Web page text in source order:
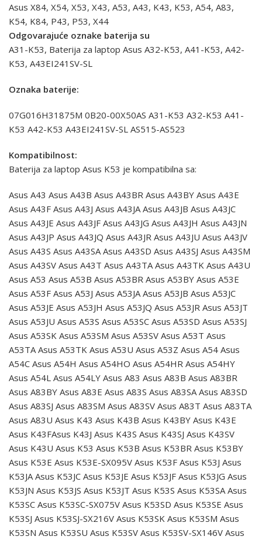
Asus X84, X54, X53, X43, A53, A43, K43, K53, A54, A83,
K54, K84, P43, P53, X44
Odgovarajuće oznake baterija su
A31-K53, Baterija za laptop Asus A32-K53, A41-K53, A42-
K53, A43EI241SV-SL
Oznaka baterije:
07G016H31875M 0B20-00X50AS A31-K53 A32-K53 A41-
K53 A42-K53 A43EI241SV-SL AS515-AS523
Kompatibilnost:
Baterija za laptop Asus K53 je kompatibilna sa:
Asus A43 Asus A43B Asus A43BR Asus A43BY Asus A43E
Asus A43F Asus A43J Asus A43JA Asus A43JB Asus A43JC
Asus A43JE Asus A43JF Asus A43JG Asus A43JH Asus A43JN
Asus A43JP Asus A43JQ Asus A43JR Asus A43JU Asus A43JV
Asus A43S Asus A43SA Asus A43SD Asus A43SJ Asus A43SM
Asus A43SV Asus A43T Asus A43TA Asus A43TK Asus A43U
Asus A53 Asus A53B Asus A53BR Asus A53BY Asus A53E
Asus A53F Asus A53J Asus A53JA Asus A53JB Asus A53JC
Asus A53JE Asus A53JH Asus A53JQ Asus A53JR Asus A53JT
Asus A53JU Asus A53S Asus A53SC Asus A53SD Asus A53SJ
Asus A53SK Asus A53SM Asus A53SV Asus A53T Asus
A53TA Asus A53TK Asus A53U Asus A53Z Asus A54 Asus
A54C Asus A54H Asus A54HO Asus A54HR Asus A54HY
Asus A54L Asus A54LY Asus A83 Asus A83B Asus A83BR
Asus A83BY Asus A83E Asus A83S Asus A83SA Asus A83SD
Asus A83SJ Asus A83SM Asus A83SV Asus A83T Asus A83TA
Asus A83U Asus K43 Asus K43B Asus K43BY Asus K43E
Asus K43FAsus K43J Asus K43S Asus K43SJ Asus K43SV
Asus K43U Asus K53 Asus K53B Asus K53BR Asus K53BY
Asus K53E Asus K53E-SX095V Asus K53F Asus K53J Asus
K53JA Asus K53JC Asus K53JE Asus K53JF Asus K53JG Asus
K53JN Asus K53JS Asus K53JT Asus K53S Asus K53SA Asus
K53SC Asus K53SC-SX075V Asus K53SD Asus K53SE Asus
K53SJ Asus K53SJ-SX216V Asus K53SK Asus K53SM Asus
K53SN Asus K53SU Asus K53SV Asus K53SV-SX146V Asus